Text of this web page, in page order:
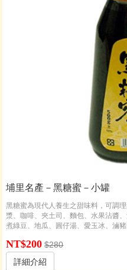
埔里名產－黑糖蜜－小罐
黑糖蜜為現代人養生之甜味料，可調
漿、咖啡、夾土司、麵包、水果沾醬
煮綠豆、地瓜、圓仔湯、愛玉冰、滷
NT$200 $280
詳細介紹